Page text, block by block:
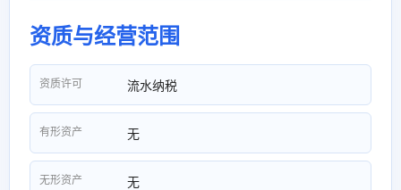
资质与经营范围
资质许可 流水纳税
有形资产 无
无形资产 无